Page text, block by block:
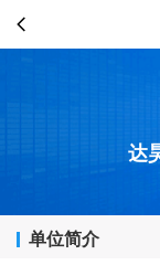
达
单位简介